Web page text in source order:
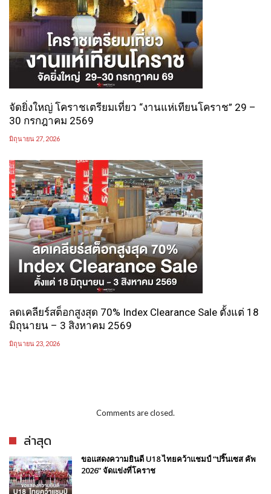
จัดยิ่งใหญ่ โคราชเตรียมเที่ยว “งานแห่เทียนโคราช” 29 –
30 กรกฎาคม 2569
มิถุนายน 27, 2026
ลดเคลียร์สต็อกสูงสุด 70% Index Clearance Sale ตั้งแต่ 18
มิถุนายน – 3 สิงหาคม 2569
มิถุนายน 23, 2026
Comments are closed.
ล่าสุด
ขอแสดงความยินดี U18 ไทยคว้าแชมป์ “ปริ๊นเซส คัพ
2026” จัดแข่งที่โคราช